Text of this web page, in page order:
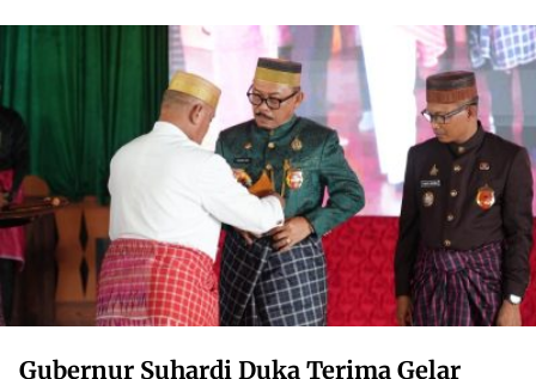
Gubernur Suhardi Duka Terima Gelar